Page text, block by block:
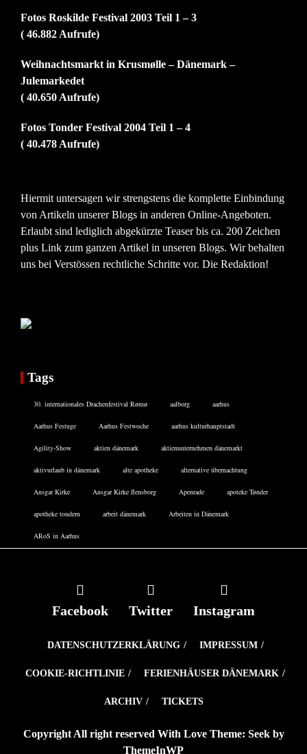
Fotos Roskilde Festival 2003 Teil 1 – 3
( 46.882 Aufrufe)
Weihnachtsmarkt in Krusmølle – Dänemark –
Julemarkedet
( 40.650 Aufrufe)
Fotos Tonder Festival 2004 Teil 1 – 4
( 40.478 Aufrufe)
Hiermit untersagen wir strengstens die komplette Einbindung
von Artikeln unserer Blogs in anderen Online-Angeboten.
Erlaubt sind lediglich abgekürzte Teaser bis ca. 200 Zeichen
plus Link zum ganzen Artikel in unseren Blogs. Wir behalten
uns bei Verstössen rechtliche Schritte vor. Die Redaktion!
Tags
30. internationales Drachenfestival Rømø aalborg aarhus
Aarhus Festuge Aarhus Festwoche aarhus kulturhauptstadt
Agility-Show aktien dänemark aktienunternehmen dänemarkt
aktivurlaub in dänemark alte apotheke alternative übernachtung
Ansgar Kirke Ansgar Kirke flensborg Apenrade apoteke Tønder
apotheke tondern arbeit dänemark Arbeiten in Dänemark
ARoS in Aarhus
Facebook Twitter Instagram
DATENSCHUTZERKLÄRUNG IMPRESSUM
COOKIE-RICHTLINIE FERIENHÄUSER DÄNEMARK
ARCHIV TICKETS
Copyright All right reserved With Love Theme: Seek by
ThemeInWP